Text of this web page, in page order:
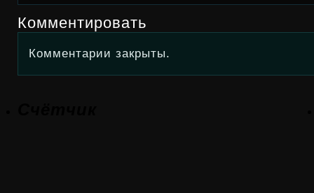
Комментировать
Комментарии закрыты.